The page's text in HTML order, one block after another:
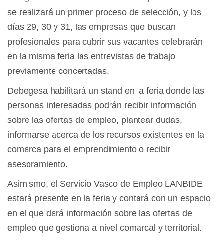
se realizará un primer proceso de selección, y los
días 29, 30 y 31, las empresas que buscan
profesionales para cubrir sus vacantes celebrarán
en la misma feria las entrevistas de trabajo
previamente concertadas.
Debegesa habilitará un stand en la feria donde las
personas interesadas podrán recibir información
sobre las ofertas de empleo, plantear dudas,
informarse acerca de los recursos existentes en la
comarca para el emprendimiento o recibir
asesoramiento.
Asimismo, el Servicio Vasco de Empleo LANBIDE
estará presente en la feria y contará con un espacio
en el que dará información sobre las ofertas de
empleo que gestiona a nivel comarcal y territorial.